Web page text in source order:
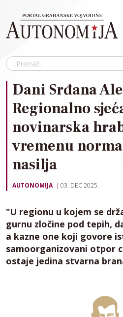
Dani Srđana
Regionalno
novinarska
vremenu
nasilja
AUTONOMIJA 03. DEC 2025.
"U regionu u kojem se
gurnu zločine pod tepih,
a kazne one koji govore
samoorganizovani otpor
ostaje jedina stvarna